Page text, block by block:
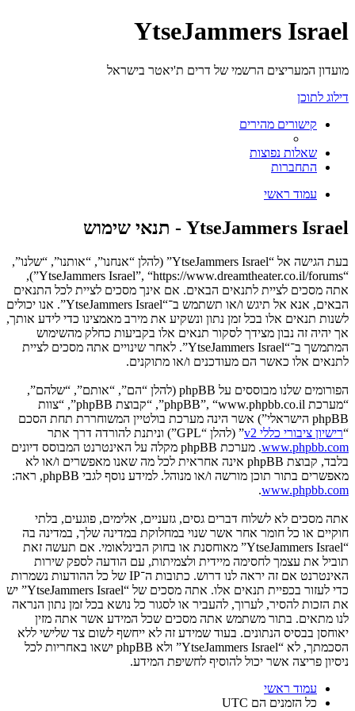
YtseJammers Israel
מועדון המעריצים הרשמי של דרים ת'יאטר בישראל
דילוג לתוכן
קישורים מהירים
שאלות נפוצות
התחברות
עמוד ראשי
YtseJammers Israel - תנאי שימוש
בעת הגישה אל “YtseJammers Israel” (להלן “אנחנו”, “אותנו”, “שלנו”,
“YtseJammers Israel”, “https://www.dreamtheater.co.il/forums”),
אתה מסכים לציית לתנאים הבאים. אם אינך מסכים לציית לכל התנאים
הבאים, אנא אל תיגש ו/או תשתמש ב־“YtseJammers Israel”. אנו יכולים
לשנות תנאים אלו בכל זמן נתון ונשקיע את מירב מאמצינו כדי לידע אותך,
אך יהיה זה נבון מצידך לסקור תנאים אלו בקביעות כחלק מהשימוש
המתמשך ב־“YtseJammers Israel”. לאחר שינויים אתה מסכים לציית
לתנאים אלו כאשר הם מעודכנים ו/או מתוקנים.
הפורומים שלנו מבוססים על phpBB (להלן “הם”, “אותם”, “שלהם”,
“מערכת phpBB”, “www.phpbb.co.il”, “קבוצת phpBB”, “צוות
phpBB הישראלי”) אשר הינה מערכת בולטיין המשוחררת תחת הסכם
“רישיון ציבורי כללי v2
” (להלן “GPL”) וניתנת להורדה דרך אתר
www.phpbb.com
. מערכת phpBB מקלה על האינטרנט המבוסס דיונים
בלבד, קבוצת phpBB אינה אחראית לכל מה שאנו מאפשרים ו/או לא
מאפשרים בתור תוכן מורשה ו/או מנוהל. למידע נוסף לגבי phpBB, ראה:
www.phpbb.com
.
אתה מסכים לא לשלוח דברים גסים, גזעניים, אלימים, פוגעים, בלתי
חוקיים או כל חומר אחר אשר שנוי במחלוקת במדינה שלך, במדינה בה
“YtseJammers Israel” מאוחסנת או בחוק הבינלאומי. אם תעשה זאת
תוביל את עצמך לחסימה מיידית ולצמיתות, עם הודעה לספק שירות
האינטרנט אם זה יראה לנו דרוש. כתובות ה־IP של כל ההודעות נשמרות
כדי לעזור בכפיית תנאים אלו. אתה מסכים של “YtseJammers Israel” יש
את הזכות להסיר, לערוך, להעביר או לסגור כל נושא בכל זמן נתון הנראה
לנו מתאים. בתור משתמש אתה מסכים שכל המידע אשר אתה מזין
יאוחסן בבסיס הנתונים. בעוד שמידע זה לא ייחשף לשום צד שלישי ללא
הסכמתך, לא “YtseJammers Israel” ולא phpBB ישאו באחריות לכל
ניסיון פריצה אשר יכול להוסיף לחשיפת המידע.
עמוד ראשי
כל הזמנים הם UTC